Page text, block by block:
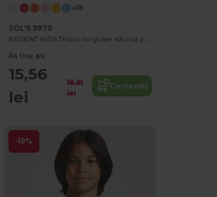
+18
SOL'S 11970
REGENT KIDS Tricou cu guler rotund pentru copii
As low as:
15,56
lei
18,91
lei
Comandă
-19%